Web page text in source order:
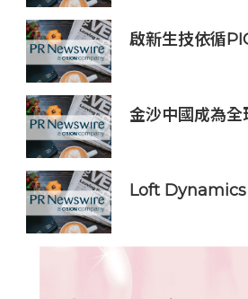
啟新生技依循
金沙中國成為全
Loft Dynamics